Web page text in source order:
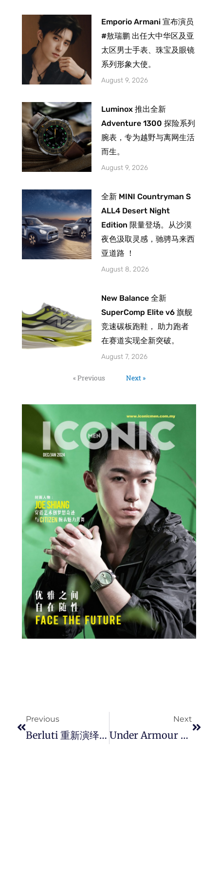
Emporio Armani 宣布演员
#敖瑞鹏 出任大中华区及亚
太区男士手表、珠宝及眼镜
系列形象大使。
August 9, 2026
Luminox 推出全新
Adventure 1300 探险系列
腕表，专为越野与离网生活
而生。
August 9, 2026
全新 MINI Countryman S
ALL4 Desert Night
Edition 限量登场。从沙漠
夜色汲取灵感，驰骋马来西
亚道路 ！
August 8, 2026
New Balance 全新
SuperComp Elite v6 旗舰
竞速碳板跑鞋， 助力跑者
在赛道实现全新突破。
August 7, 2026
« Previous Next »
Previous
Berluti 重新演绎经典 Lorenzo 乐福鞋，新款 Lorenzo Drive 鞋款散发驾驶鞋的气息。
Next
Under Armour 推出革命性设计运动鞋 UA SlipSpeed™，集休閒、训练双栖功能于一身的破格式杰作。